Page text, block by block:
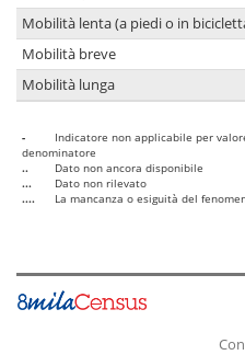
Mobilità lenta (a piedi o in
Mobilità breve
Mobilità lunga
-
Indicatore non applicabile per
denominatore
..
Dato non ancora disponibile
...
Dato non rilevato
....
La mancanza o esiguità del